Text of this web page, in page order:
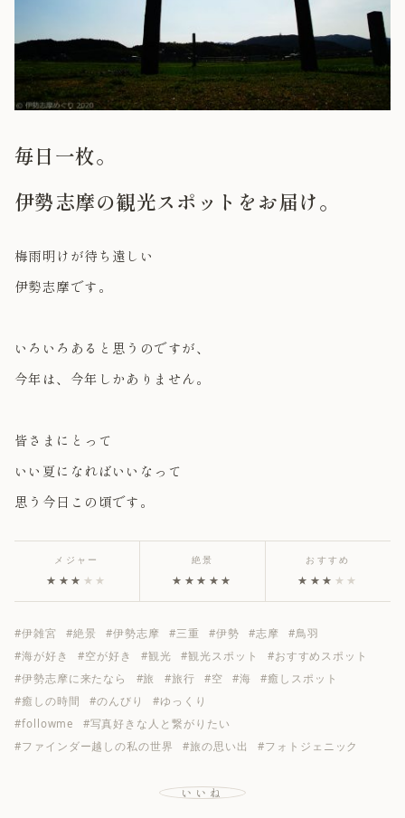
毎日一枚。
伊勢志摩の観光スポットをお届け。
梅雨明けが待ち遠しい
伊勢志摩です。
いろいろあると思うのですが、
今年は、今年しかありません。
皆さまにとって
いい夏になればいいなって
思う今日この頃です。
メジャー
★★★ ★★
絶景
★★★★★
おすすめ
★★★ ★★
#伊雑宮 #絶景 #伊勢志摩 #三重 #伊勢 #志摩
#鳥羽
#海が好き
#空が好き #観光 #観光スポット
#おすすめスポット
#伊勢志摩に来たなら
#旅 #旅行 #空 #海
#癒しスポット
#癒しの時間
#のんびり
#ゆっくり
#followme
#写真好きな人と繋がりたい
#ファインダー越しの私の世界
#旅の思い出 #フォトジェニック
いいね